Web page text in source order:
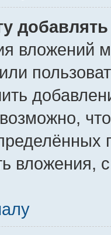
вложений
вложения,